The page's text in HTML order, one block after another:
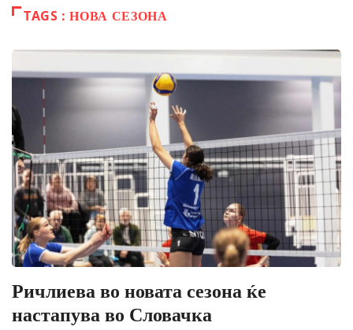
TAGS : НОВА СЕЗОНА
Ричлиева во новата сезона ќе
настапува во Словачка